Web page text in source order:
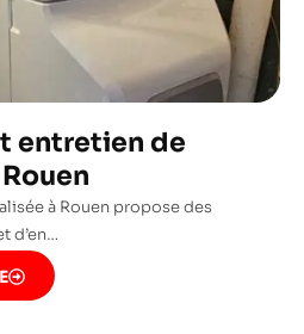
entretien de
à Rouen propose des
d’en…